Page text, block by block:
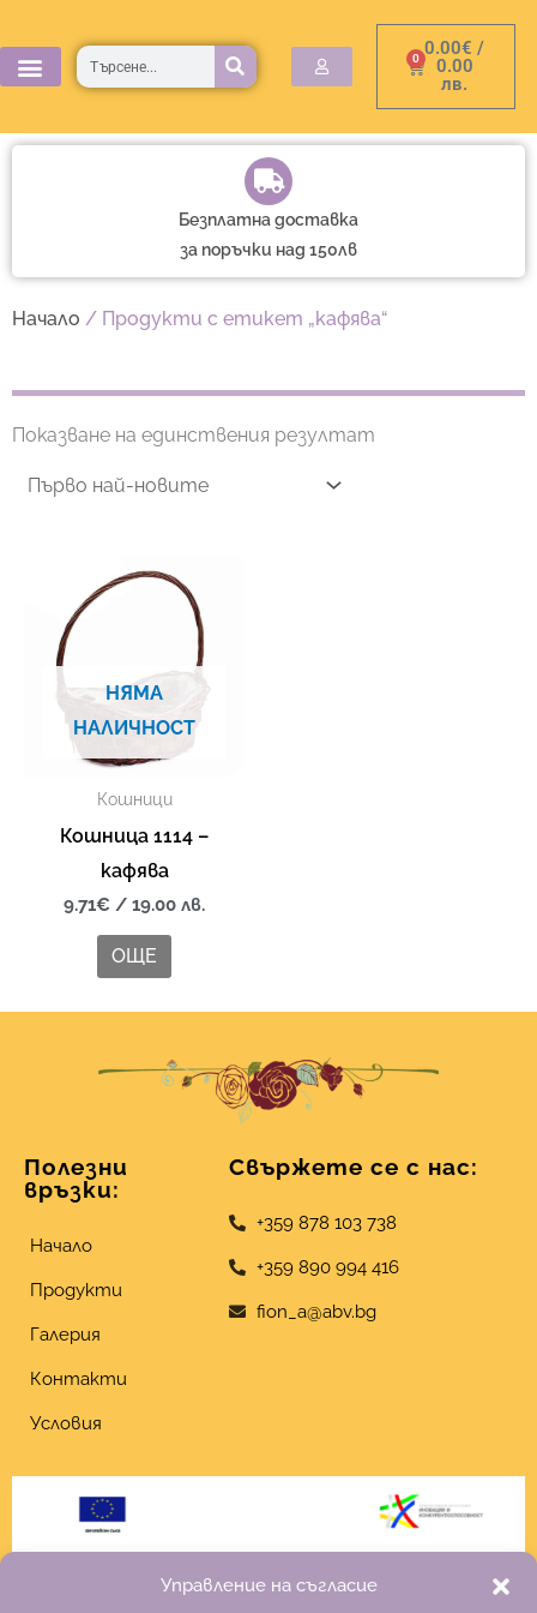
Управление на съгласие
to
content
0.00€ /
0.00
лв.
0
Cart
Търсене
Начало / Продукти с етикет „кафява“
Безплатна доставка
за поръчки над 150лв
Показване на единствения резултат
НЯМА
НАЛИЧНОСТ
Кошници
Кошница 1114 –
кафява
9.71€ / 19.00 лв.
ОЩЕ
Полезни
връзки:
Начало
Продукти
Галерия
Контакти
Условия
Свържете се с нас:
+359 878 103 738
+359 890 994 416
fion_a@abv.bg